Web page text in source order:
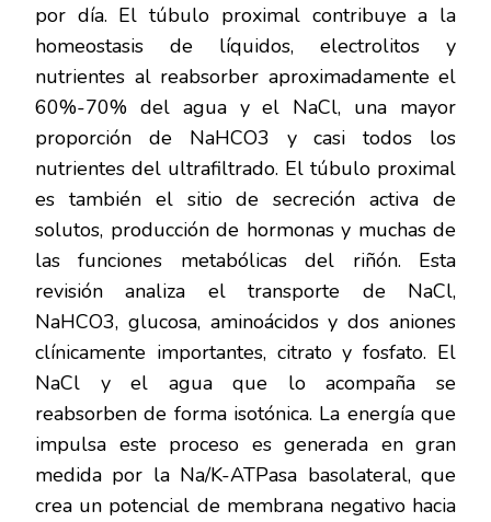
por día. El túbulo proximal contribuye a la
homeostasis de líquidos, electrolitos y
nutrientes al reabsorber aproximadamente el
60%-70% del agua y el NaCl, una mayor
proporción de NaHCO3 y casi todos los
nutrientes del ultrafiltrado. El túbulo proximal
es también el sitio de secreción activa de
solutos, producción de hormonas y muchas de
las funciones metabólicas del riñón. Esta
revisión analiza el transporte de NaCl,
NaHCO3, glucosa, aminoácidos y dos aniones
clínicamente importantes, citrato y fosfato. El
NaCl y el agua que lo acompaña se
reabsorben de forma isotónica. La energía que
impulsa este proceso es generada en gran
medida por la Na/K-ATPasa basolateral, que
crea un potencial de membrana negativo hacia